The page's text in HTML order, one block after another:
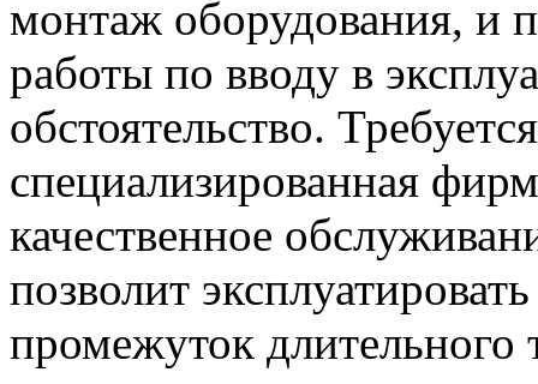
монтаж оборудования, и
работы по вводу в
обстоятельство.
специализированная
качественное
позволит
промежуток длительного